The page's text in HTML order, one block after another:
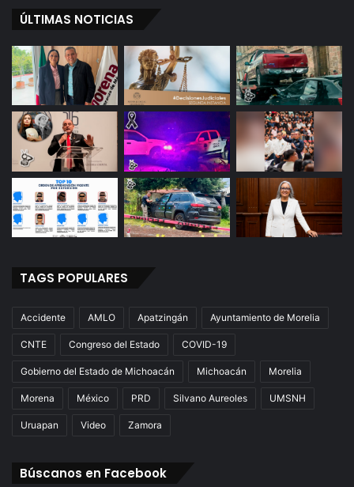
ÚLTIMAS NOTICIAS
TAGS POPULARES
Accidente AMLO Apatzingán Ayuntamiento de Morelia
CNTE Congreso del Estado COVID-19
Gobierno del Estado de Michoacán Michoacán Morelia
Morena México PRD Silvano Aureoles UMSNH
Uruapan Video Zamora
Búscanos en Facebook